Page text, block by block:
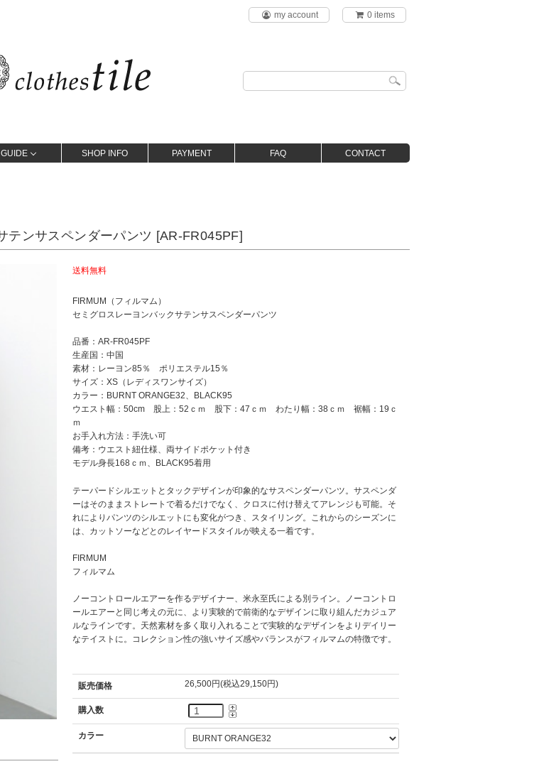
my account 0 items
GUIDE SHOP INFO PAYMENT FAQ CONTACT
テンサスペンダーパンツ [AR-FR045PF]
送料無料
FIRMUM（フィルマム）
セミグロスレーヨンバックサテンサスペンダーパンツ
品番：AR-FR045PF
生産国：中国
素材：レーヨン85％ ポリエステル15％
サイズ：XS（レディスワンサイズ）
カラー：BURNT ORANGE32、BLACK95
ウエスト幅：50cm 股上：52ｃｍ 股下：47ｃｍ わたり幅：38ｃｍ 裾幅：19ｃ
ｍ
お手入れ方法：手洗い可
備考：ウエスト紐仕様、両サイドポケット付き
モデル身長168ｃｍ、BLACK95着用
テーパードシルエットとタックデザインが印象的なサスペンダーパンツ。サスペンダ
ーはそのままストレートで着るだけでなく、クロスに付け替えてアレンジも可能。そ
れによりパンツのシルエットにも変化がつき、スタイリング。これからのシーズンに
は、カットソーなどとのレイヤードスタイルが映える一着です。
FIRMUM
フィルマム
ノーコントロールエアーを作るデザイナー、米永至氏による別ライン。ノーコントロ
ールエアーと同じ考えの元に、より実験的で前衛的なデザインに取り組んだカジュア
ルなラインです。天然素材を多く取り入れることで実験的なデザインをよりデイリー
なテイストに。コレクション性の強いサイズ感やバランスがフィルマムの特徴です。
販売価格 26,500円(税込29,150円)
購入数
カラー